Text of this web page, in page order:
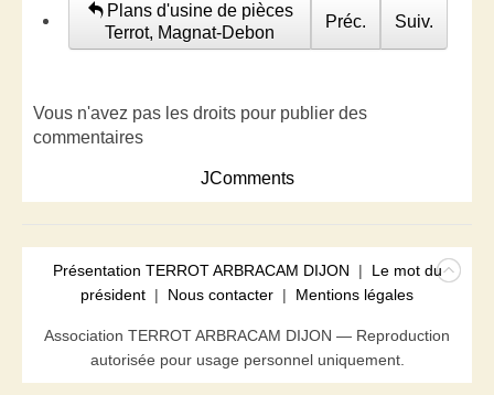
Plans d'usine de pièces
Terrot, Magnat-Debon
Préc. Suiv.
Vous n'avez pas les droits pour publier des
commentaires
JComments
Présentation TERROT ARBRACAM DIJON | Le mot du
président | Nous contacter | Mentions légales
Association TERROT ARBRACAM DIJON — Reproduction
autorisée pour usage personnel uniquement.